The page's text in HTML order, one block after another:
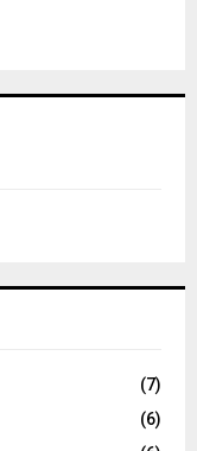
(7)
(6)